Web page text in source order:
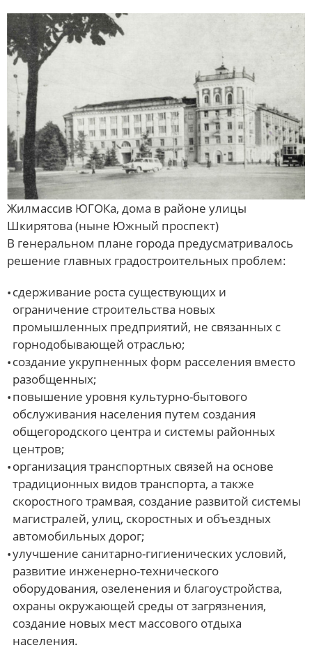
Жилмассив ЮГОКа, дома в районе улицы
Шкирятова (ныне Южный проспект)
В генеральном плане города предусматривалось
решение главных градостроительных проблем:
сдерживание роста существующих и
ограничение строительства новых
промышленных предприятий, не связанных с
горнодобывающей отраслью;
создание укрупненных форм расселения вместо
разобщенных;
повышение уровня культурно-бытового
обслуживания населения путем создания
общегородского центра и системы районных
центров;
организация транспортных связей на основе
традиционных видов транспорта, а также
скоростного трамвая, создание развитой системы
магистралей, улиц, скоростных и объездных
автомобильных дорог;
улучшение санитарно-гигиенических условий,
развитие инженерно-технического
оборудования, озеленения и благоустройства,
охраны окружающей среды от загрязнения,
создание новых мест массового отдыха
населения.